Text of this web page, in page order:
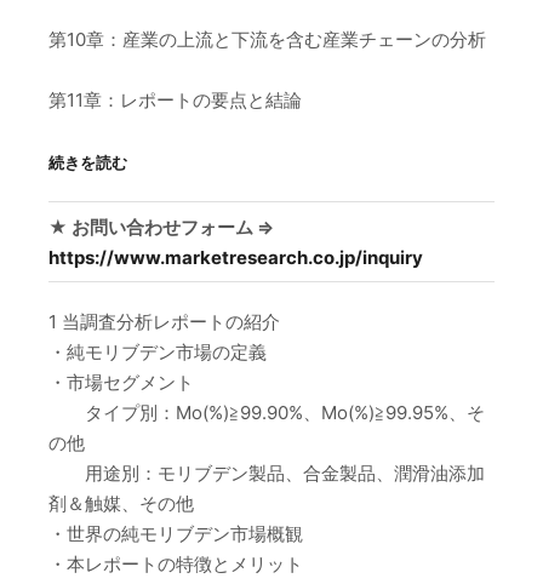
第10章：産業の上流と下流を含む産業チェーンの分析
第11章：レポートの要点と結論
続きを読む
★ お問い合わせフォーム ⇒
https://www.marketresearch.co.jp/inquiry
1 当調査分析レポートの紹介
・純モリブデン市場の定義
・市場セグメント
タイプ別：Mo(%)≧99.90%、Mo(%)≧99.95%、そ
の他
用途別：モリブデン製品、合金製品、潤滑油添加
剤＆触媒、その他
・世界の純モリブデン市場概観
・本レポートの特徴とメリット